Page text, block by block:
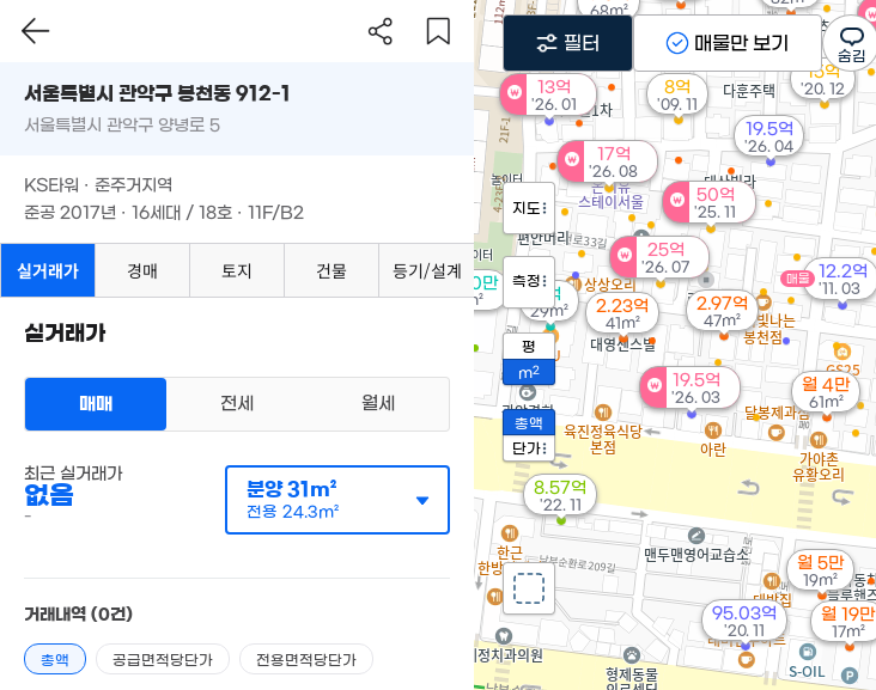
17억
'26. 08
25억
'26. 07
월 19만
17m²
월 4만
61m²
월 5만
19m²
월 100만
70m² 2.97억
47m²
19.5억
'26. 04
19.5억
'26. 03
13억
'26. 01
12.2억
'11. 03
매물
50억
'25. 11
68m²
2.23억
41m²
8.57억
'22. 11
15억
'20. 12
95.03억
'20. 11
1억
29m²
7.98억
'10. 12
8억
'09. 11
지도
측정
평
m2
총액
단가
필터 매물만 보기
서울특별시 관악구 봉천동 912-1
서울특별시 관악구 양녕로 5
KS타워 · 준주거지역
준공 2017년 · 16세대 / 18호 · 11F/B2
실거래가 경매 토지 건물 등기/설계
실거래가
매매 전세 월세
최근 실거래가
없음
-
분양31m²
전용 24.3m²
거래내역 (0건)
총액 공급면적당단가 전용면적당단가